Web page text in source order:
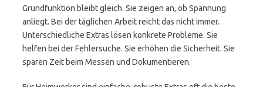
Grundfunktion bleibt gleich. Sie zeigen an, ob Spannung
anliegt. Bei der täglichen Arbeit reicht das nicht immer.
Unterschiedliche Extras lösen konkrete Probleme. Sie
helfen bei der Fehlersuche. Sie erhöhen die Sicherheit. Sie
sparen Zeit beim Messen und Dokumentieren.